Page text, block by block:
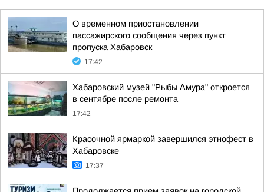
О временном приостановлении
пассажирского сообщения через пункт
пропуска Хабаровск
17:42
Хабаровский музей "Рыбы Амура" откроется
в сентябре после ремонта
17:42
Красочной ярмаркой завершился этнофест в
Хабаровске
17:37